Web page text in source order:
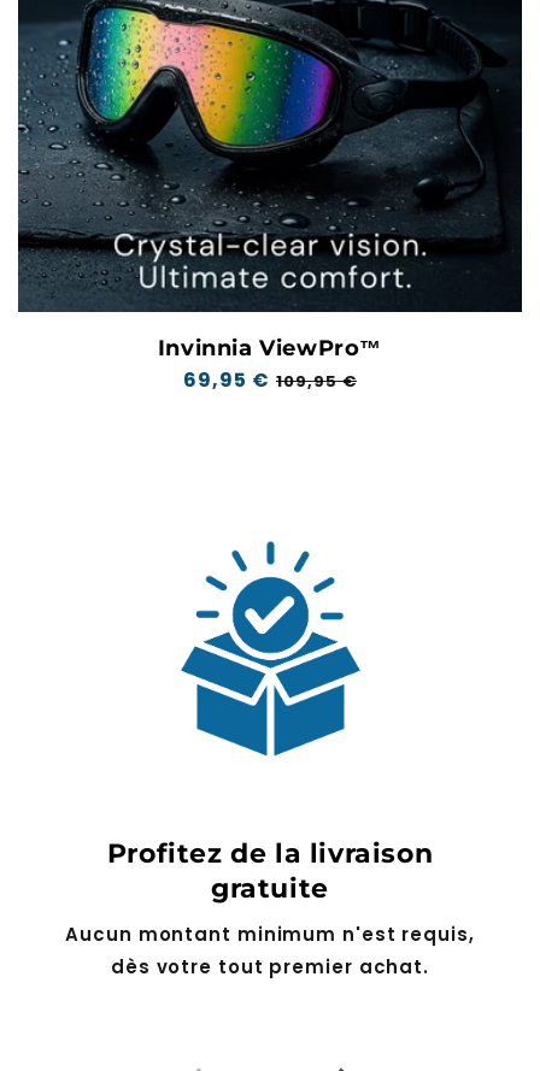
Invinnia ViewPro™
Prix
69,95 € Prix
109,95 €
Profitez de la livraison
gratuite
Aucun montant minimum n'est requis,
dès votre tout premier achat.